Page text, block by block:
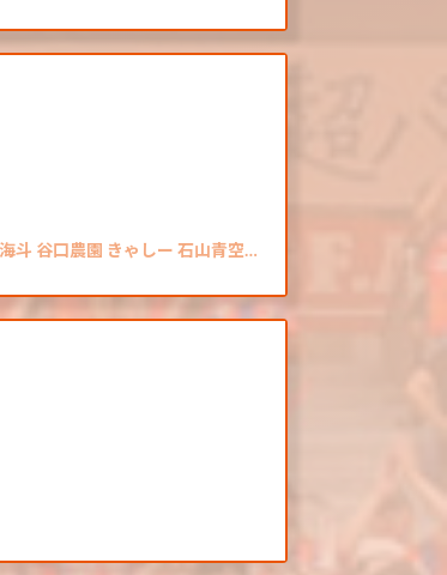
斗 谷口農園 きゃしー 石山青空…